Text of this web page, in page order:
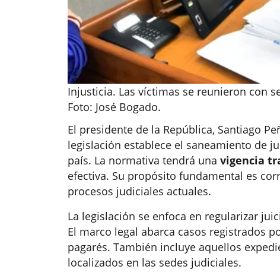
Injusticia. Las víctimas se reunieron con
Foto: José Bogado.
El presidente de la República, Santiago
legislación establece el saneamiento de
país. La normativa tendrá una vigencia
efectiva. Su propósito fundamental es
procesos judiciales actuales.
La legislación se enfoca en regularizar
El marco legal abarca casos registrados
pagarés. También incluye aquellos
localizados en las sedes judiciales.